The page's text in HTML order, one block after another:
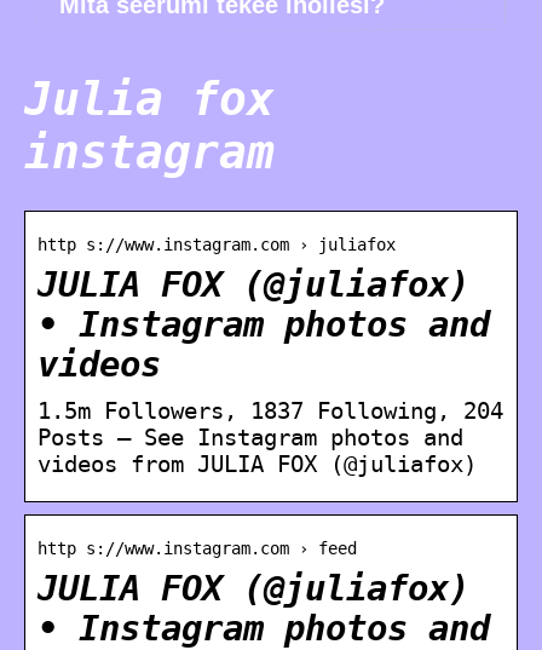
Julia fox
instagram
http s://www.instagram.com › juliafox
JULIA FOX (@juliafox)
• Instagram photos and
videos
1.5m Followers, 1837 Following, 204
Posts – See Instagram photos and
videos from JULIA FOX (@juliafox)
http s://www.instagram.com › feed
JULIA FOX (@juliafox)
• Instagram photos and